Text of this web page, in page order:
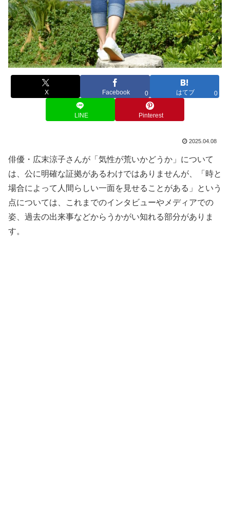
X Facebook 0 はてブ 0
LINE Pinterest
2025.04.08
俳優・広末涼子さんが「気性が荒いかどうか」について
は、公に明確な証拠があるわけではありませんが、「時と
場合によって人間らしい一面を見せることがある」という
点については、これまでのインタビューやメディアでの
姿、過去の出来事などからうかがい知れる部分がありま
す。